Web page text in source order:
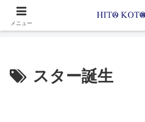
スター誕生
メニュー